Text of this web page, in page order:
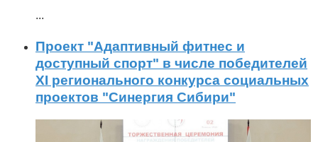
...
Проект "Адаптивный фитнес и
доступный спорт" в числе победителей
XI регионального конкурса социальных
проектов "Синергия Сибири"